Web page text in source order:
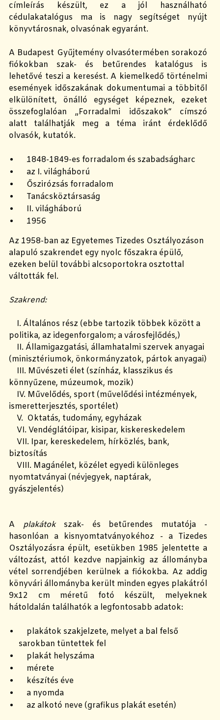
címleírás készült, ez a jól használható
cédulakatalógus ma is nagy segítséget nyújt
könyvtárosnak, olvasónak egyaránt.
A Budapest Gyűjtemény olvasótermében sorakozó
fiókokban szak- és betűrendes katalógus is
lehetővé teszi a keresést. A kiemelkedő történelmi
események időszakának dokumentumai a többitől
elkülönített, önálló egységet képeznek, ezeket
összefoglalóan „Forradalmi időszakok” címszó
alatt találhatják meg a téma iránt érdeklődő
olvasók, kutatók.
1848-1849-es forradalom és szabadságharc
az I. világháború
Őszirózsás forradalom
Tanácsköztársaság
II. világháború
1956
Az 1958-ban az Egyetemes Tizedes Osztályozáson
alapuló szakrendet egy nyolc főszakra épülő,
ezeken belül további alcsoportokra osztottal
váltották fel.
Szakrend:
I. Általános rész (ebbe tartozik többek között a
politika, az idegenforgalom; a városfejlődés,)
II. Államigazgatási, államhatalmi szervek anyagai
(minisztériumok, önkormányzatok, pártok anyagai)
III. Művészeti élet (színház, klasszikus és
könnyűzene, múzeumok, mozik)
IV. Művelődés, sport (művelődési intézmények,
ismeretterjesztés, sportélet)
V. Oktatás, tudomány, egyházak
VI. Vendéglátóipar, kisipar, kiskereskedelem
VII. Ipar, kereskedelem, hírközlés, bank,
biztosítás
VIII. Magánélet, közélet egyedi különleges
nyomtatványai (névjegyek, naptárak,
gyászjelentés)
A plakátokszak- és betűrendes mutatója -
hasonlóan a kisnyomtatványokéhoz - a Tizedes
Osztályozásra épült, esetükben 1985 jelentette a
változást, attól kezdve napjainkig az állományba
vétel sorrendjében kerülnek a fiókokba. Az addig
könyvári állományba került minden egyes plakátról
9x12 cm méretű fotó készült, melyeknek
hátoldalán találhatók a legfontosabb adatok:
plakátok szakjelzete, melyet a bal felső
sarokban tüntettek fel
plakát helyszáma
mérete
készítés éve
a nyomda
az alkotó neve (grafikus plakát esetén)